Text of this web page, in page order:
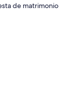
de matrimonio